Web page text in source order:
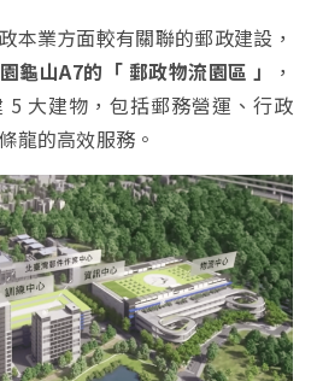
本業方面較有關聯的郵政建設，
龜山A7的「 郵政物流園區 」
，
5 大建物，包括郵務營運、行政
龍的高效服務。